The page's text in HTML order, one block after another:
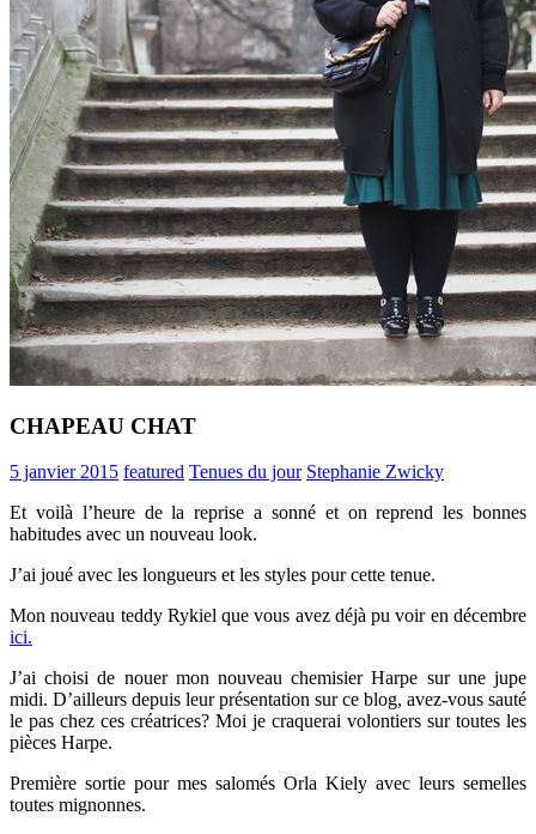
CHAPEAU CHAT
5 janvier 2015 featured Tenues du jour Stephanie Zwicky
Et voilà l’heure de la reprise a sonné et on reprend les bonnes
habitudes avec un nouveau look.
J’ai joué avec les longueurs et les styles pour cette tenue.
Mon nouveau teddy Rykiel que vous avez déjà pu voir en décembre
ici.
J’ai choisi de nouer mon nouveau chemisier Harpe sur une jupe
midi. D’ailleurs depuis leur présentation sur ce blog, avez-vous sauté
le pas chez ces créatrices? Moi je craquerai volontiers sur toutes les
pièces Harpe.
Première sortie pour mes salomés Orla Kiely avec leurs semelles
toutes mignonnes.